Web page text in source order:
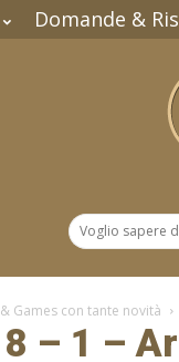
Domande &
Games con tante novità
– 1 –